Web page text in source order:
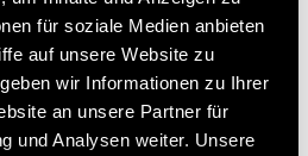
für soziale Medien anbieten
auf unsere Website zu
wir Informationen zu Ihrer
an unsere Partner für
und Analysen weiter. Unsere